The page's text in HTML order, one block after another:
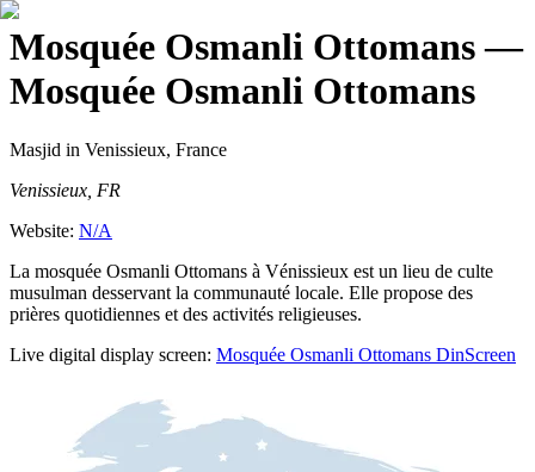
Mosquée Osmanli Ottomans—
Mosquée Osmanli Ottomans
Masjid in Venissieux, France
Venissieux, FR
Website: N/A
La mosquée Osmanli Ottomans à Vénissieux est un lieu de culte
musulman desservant la communauté locale. Elle propose des
prières quotidiennes et des activités religieuses.
Live digital display screen: Mosquée Osmanli Ottomans DinScreen